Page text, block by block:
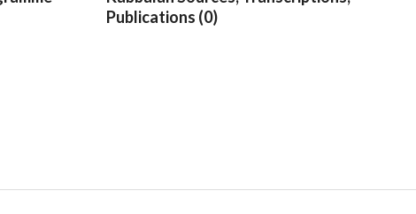
Publications (0)